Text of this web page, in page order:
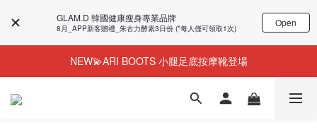
GLAM.D 韓國健康瘦身專業品牌
8月_APP新客贈禮_朱古力酵素3日份 (*每人僅可領取1次) Open
NEW💫ARI BOOTS 小腿足底按摩靴登場
NEW💫ARI BOOTS 小腿足底按摩靴登場
今個夏天零糖輕鬆瘦⭐限時58%OFF＋贈品